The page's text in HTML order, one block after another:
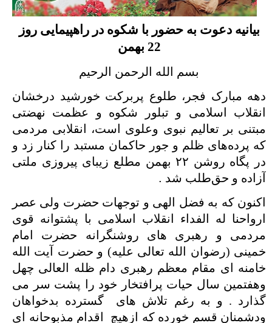
بیانیه دعوت به حضور با شکوه در راهپیمایی روز
22 بهمن
بسم الله الرحمن الرحیم
دهه مبارک فجر، طلوع پربرکت خورشید درخشان
انقلاب اسلامی و تبلور شکوه و عظمت نهضتی
مبتنی بر تعالیم نبوی وعلوی است، انقلابی مردمی
که پرده‌های ظلم و جور حاکمان مستبد را کنار زد و
در پگاه روشن ۲۲ بهمن مطلع زیبای پیروزی ملتی
آزاده و حق‌طلب شد .
اکنون که به فضل الهی و توجهات حضرت ولی عصر
ارواحنا له الفداء انقلاب اسلامی با پشتوانه قوی
مردمی و رهبری های روشنگرانه حضرت امام
خمینی (رضوان الله تعالی علیه) و حضرت آیت الله
خامنه ای مقام معظم رهبری دام ظله العالی چهل
وهفتمین سال حیات پرافتخار خود را پشت سر می
گذارد . و به رغم تلاش های گسترده بدخواهان
ودشمنان قسم خورده که ازهیچ اقدام مذبوحانه ای